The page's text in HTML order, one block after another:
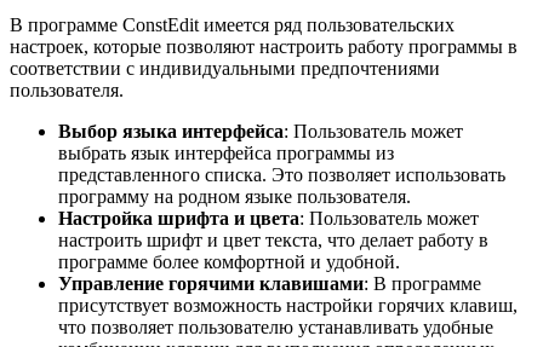
В программе ConstEdit имеется ряд пользовательских
настроек, которые позволяют настроить работу программы в
соответствии с индивидуальными предпочтениями
пользователя.
Выбор языка интерфейса: Пользователь может
выбрать язык интерфейса программы из
представленного списка. Это позволяет использовать
программу на родном языке пользователя.
Настройка шрифта и цвета: Пользователь может
настроить шрифт и цвет текста, что делает работу в
программе более комфортной и удобной.
Управление горячими клавишами: В программе
присутствует возможность настройки горячих клавиш,
что позволяет пользователю устанавливать удобные